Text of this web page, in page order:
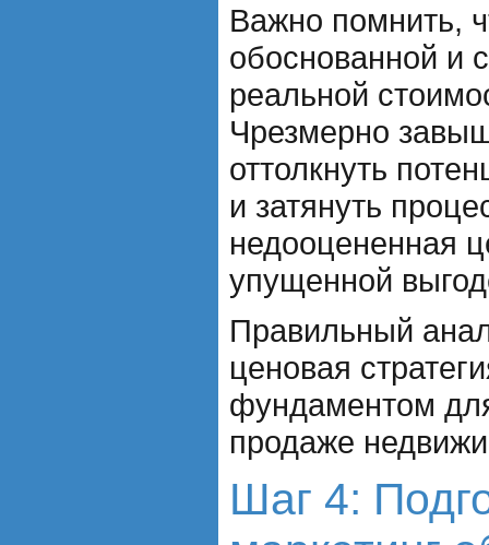
Важно помнить,
обоснованной и
реальной
Чрезмерно
оттолкнуть
и затянуть
недооцененная
упущенной
Правильный
ценовая
фундаментом
продаже
Шаг 4: